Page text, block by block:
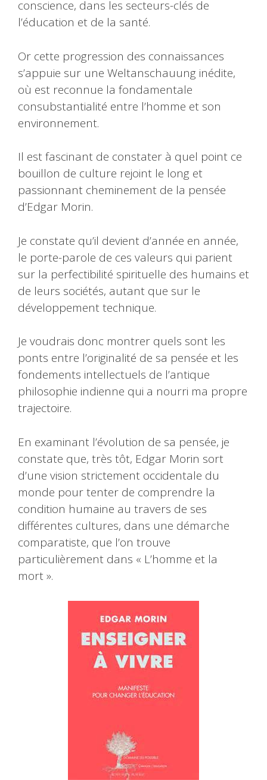
conscience, dans les secteurs-clés de
l’éducation et de la santé.
Or cette progression des connaissances
s’appuie sur une Weltanschauung inédite,
où est reconnue la fondamentale
consubstantialité entre l’homme et son
environnement.
Il est fascinant de constater à quel point ce
bouillon de culture rejoint le long et
passionnant cheminement de la pensée
d’Edgar Morin.
Je constate qu’il devient d’année en année,
le porte-parole de ces valeurs qui parient
sur la perfectibilité spirituelle des humains et
de leurs sociétés, autant que sur le
développement technique.
Je voudrais donc montrer quels sont les
ponts entre l’originalité de sa pensée et les
fondements intellectuels de l’antique
philosophie indienne qui a nourri ma propre
trajectoire.
En examinant l’évolution de sa pensée, je
constate que, très tôt, Edgar Morin sort
d’une vision strictement occidentale du
monde pour tenter de comprendre la
condition humaine au travers de ses
différentes cultures, dans une démarche
comparatiste, que l’on trouve
particulièrement dans « L’homme et la
mort ».